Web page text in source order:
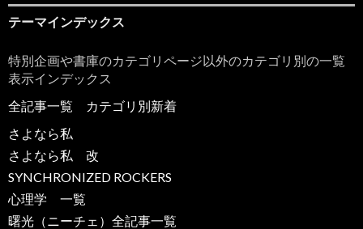
テーマインデックス
特別企画や書庫のカテゴリページ以外のカテゴリ別の一覧
表示インデックス
全記事一覧
カテゴリ別新着
さよなら私
さよなら私 改
SYNCHRONIZED ROCKERS
心理学 一覧
曙光（ニーチェ）全記事一覧